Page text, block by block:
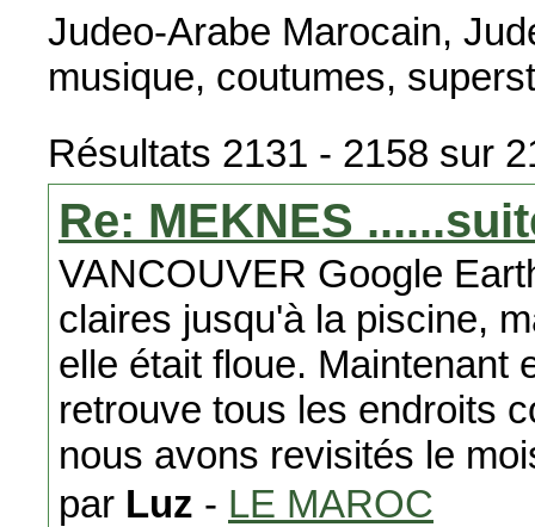
Judeo-Arabe Marocain,
musique, coutumes,
Résultats 2131 - 2158 sur
Re: MEKNES
VANCOUVER Google
claires jusqu'à la piscine,
elle était floue. Maintenant
retrouve tous les endroits
nous avons revisités le
par Luz - LE MAROC